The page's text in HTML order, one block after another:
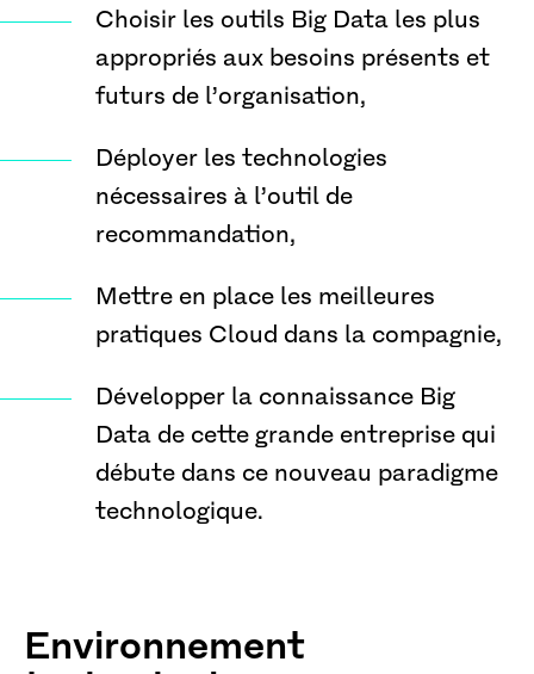
Choisir les outils Big Data les plus
appropriés aux besoins présents et
futurs de l’organisation,
Déployer les technologies
nécessaires à l’outil de
recommandation,
Mettre en place les meilleures
pratiques Cloud dans la compagnie,
Développer la connaissance Big
Data de cette grande entreprise qui
débute dans ce nouveau paradigme
technologique.
Environnement